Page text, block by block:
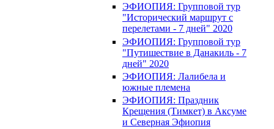
ЭФИОПИЯ: Групповой тур
"Исторический маршрут с
перелетами - 7 дней" 2020
ЭФИОПИЯ: Групповой тур
"Путишествие в Данакиль - 7
дней" 2020
ЭФИОПИЯ: Лалибела и
южные племена
ЭФИОПИЯ: Праздник
Крещения (Тимкет) в Аксуме
и Северная Эфиопия